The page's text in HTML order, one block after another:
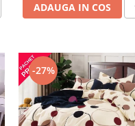
ADAUGA IN COS
-27%